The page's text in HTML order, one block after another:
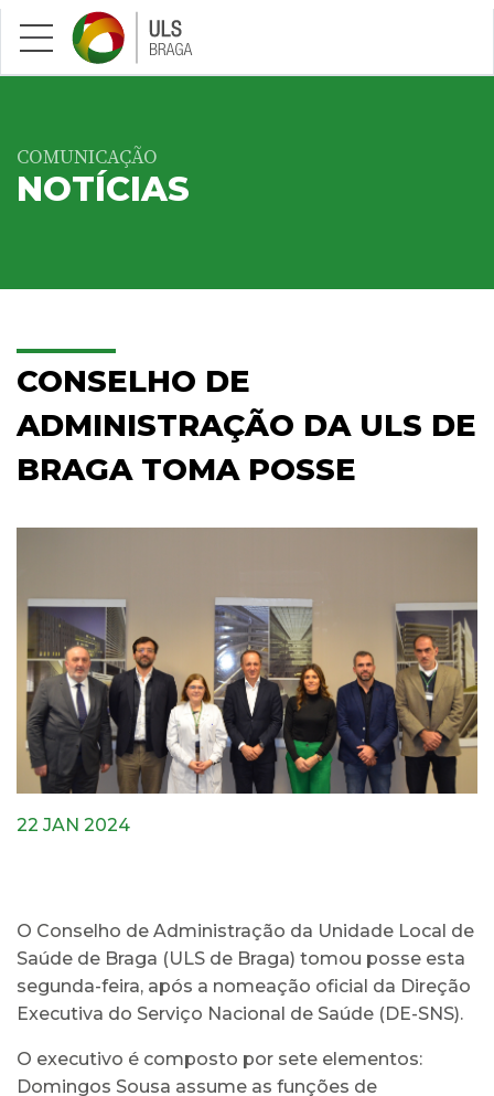
Saltar para conteúdo principal
COMUNICAÇÃO
NOTÍCIAS
CONSELHO DE
ADMINISTRAÇÃO DA ULS DE
BRAGA TOMA POSSE
22 JAN 2024
O Conselho de Administração da Unidade Local de
Saúde de Braga (ULS de Braga) tomou posse esta
segunda-feira, após a nomeação oficial da Direção
Executiva do Serviço Nacional de Saúde (DE-SNS).
O executivo é composto por sete elementos:
Domingos Sousa assume as funções de